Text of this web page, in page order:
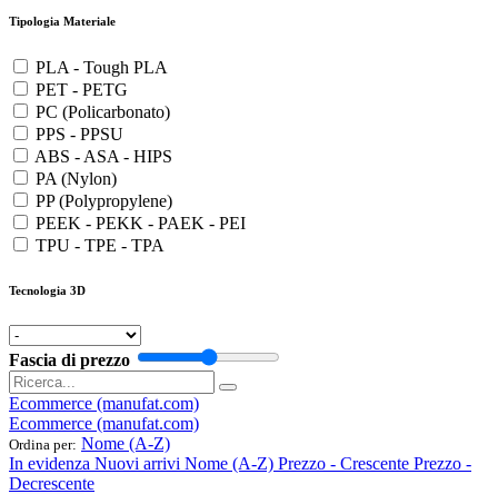
Tipologia Materiale
PLA - Tough PLA
PET - PETG
PC (Policarbonato)
PPS - PPSU
ABS - ASA - HIPS
PA (Nylon)
PP (Polypropylene)
PEEK - PEKK - PAEK - PEI
TPU - TPE - TPA
Tecnologia 3D
Fascia di prezzo
Ecommerce (manufat.com)
Ecommerce (manufat.com)
Ordina per: Nome (A-Z)
In evidenza Nuovi arrivi Nome (A-Z) Prezzo - Crescente Prezzo -
Decrescente